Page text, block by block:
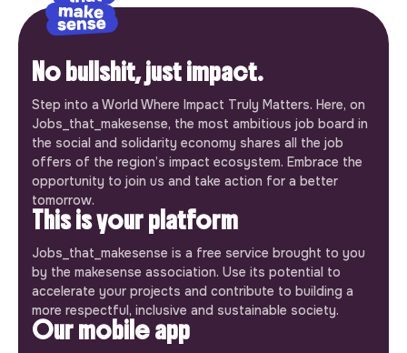
No bullshit, just impact.
Step into a World Where Impact Truly Matters. Here, on
Jobs_that_makesense, the most ambitious job board in
the social and solidarity economy shares all the job
offers of the region’s impact ecosystem. Embrace the
opportunity to join us and take action for a better
tomorrow.
This is your platform
Jobs_that_makesense is a free service brought to you
by the makesense association. Use its potential to
accelerate your projects and contribute to building a
more respectful, inclusive and sustainable society.
Our mobile app